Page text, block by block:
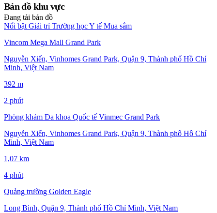
Bản đồ khu vực
Đang tải bản đồ
Nổi bật Giải trí Trường họcY tế Mua sắm
Vincom Mega Mall Grand Park
Nguyễn Xiển, Vinhomes Grand Park, Quận 9, Thành phố Hồ Chí
Minh, Việt Nam
392 m
2 phút
Phòng khám Đa khoa Quốc tế Vinmec Grand Park
Nguyễn Xiển, Vinhomes Grand Park, Quận 9, Thành phố Hồ Chí
Minh, Việt Nam
1,07 km
4 phút
Quảng trường Golden Eagle
Long Bình, Quận 9, Thành phố Hồ Chí Minh, Việt Nam